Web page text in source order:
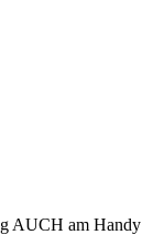
AUCH am Handy